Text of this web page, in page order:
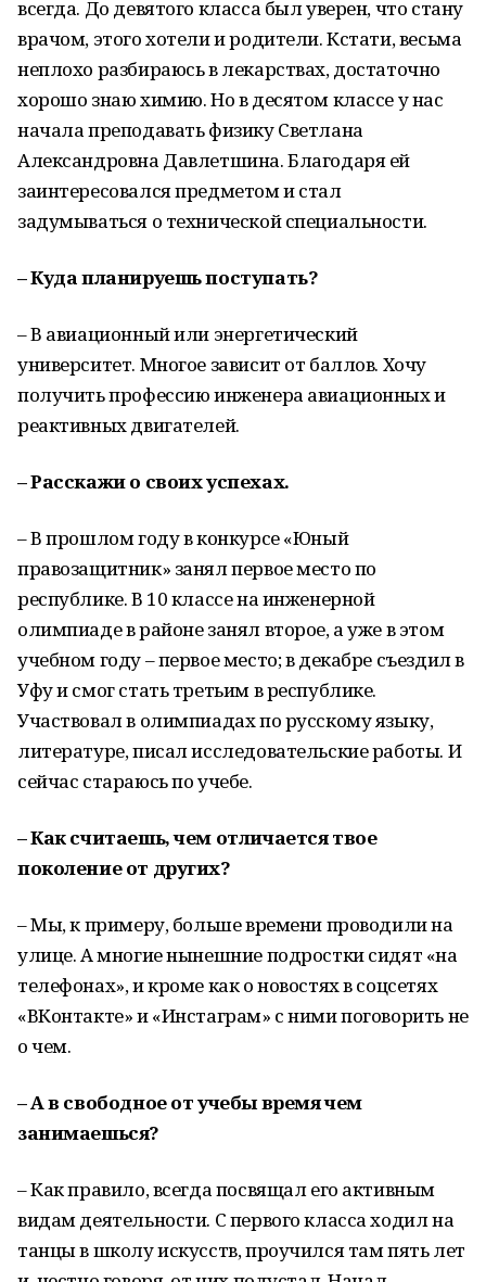
всегда. До девятого класса был уверен, что стану
врачом, этого хотели и родители. Кстати, весьма
неплохо разбираюсь в лекарствах, достаточно
хорошо знаю химию. Но в десятом классе у нас
начала преподавать физику Светлана
Александровна Давлетшина. Благодаря ей
заинтересовался предметом и стал
задумываться о технической специальности.
– Куда планируешь поступать?
– В авиационный или энергетический
университет. Многое зависит от баллов. Хочу
получить профессию инженера авиационных и
реактивных двигателей.
– Расскажи о своих успехах.
– В прошлом году в конкурсе «Юный
правозащитник» занял первое место по
республике. В 10 классе на инженерной
олимпиаде в районе занял второе, а уже в этом
учебном году – первое место; в декабре съездил в
Уфу и смог стать третьим в республике.
Участвовал в олимпиадах по русскому языку,
литературе, писал исследовательские работы. И
сейчас стараюсь по учебе.
– Как считаешь, чем отличается твое
поколение от других?
– Мы, к примеру, больше времени проводили на
улице. А многие нынешние подростки сидят «на
телефонах», и кроме как о новостях в соцсетях
«ВКонтакте» и «Инстаграм» с ними поговорить не
о чем.
– А в свободное от учебы время чем
занимаешься?
– Как правило, всегда посвящал его активным
видам деятельности. С первого класса ходил на
танцы в школу искусств, проучился там пять лет